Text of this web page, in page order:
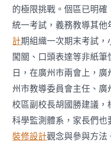
的極限挑戰。個區已明
統一考試，義務教導其
計期組織一次期末考試
闖關、口頭表達等非紙筆
日，在廣州市兩會上，
州市教導委員會主任、
校區副校長胡國勝建議
科學監測體系，家長們
裝修設計觀念與參與方法